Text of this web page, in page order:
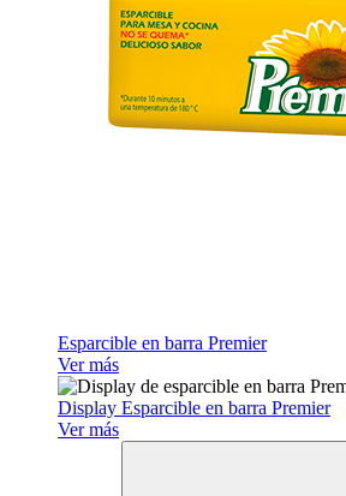
Esparcible en barra Premier
Ver más
Display Esparcible en barra Premier
Ver más